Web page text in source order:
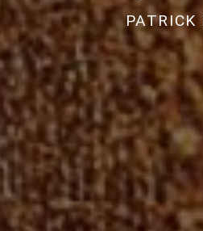
PATRICK